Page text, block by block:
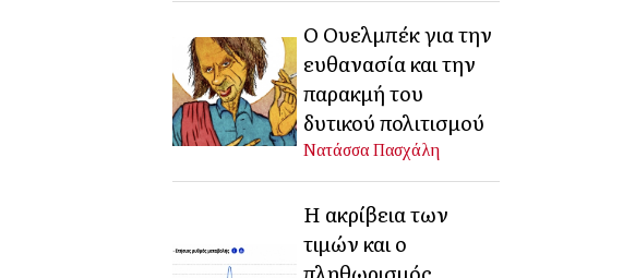
Ο Ουελμπέκ για την
ευθανασία και την
παρακμή του
δυτικού πολιτισμού
Νατάσσα Πασχάλη
Η ακρίβεια των
τιμών και ο